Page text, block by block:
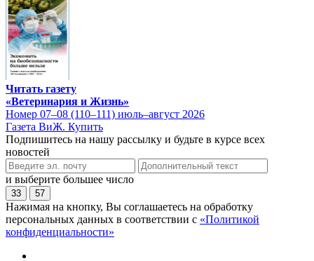
Читать газету
«Ветеринария и Жизнь»
Номер 07–08 (110–111) июль–август 2026
Газета ВиЖ. Купить
Подпишитесь на нашу рассылку и будьте в курсе всех
новостей
и выберите большее число
33 57
Нажимая на кнопку, Вы соглашаетесь на обработку
персональных данных в соответствии с «Политикой
конфиденциальности»